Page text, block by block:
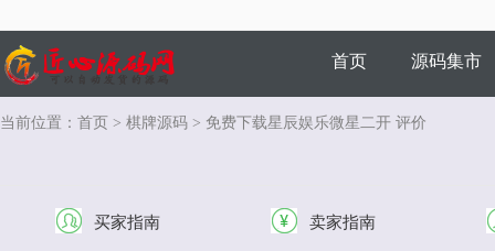
首页 源码集市
商家风采
当前位置： 首页 > 棋牌源码 > 免费下载星辰娱乐微星二开 评价
买家指南 卖家指南